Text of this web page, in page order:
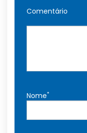
Comentário
Nome*